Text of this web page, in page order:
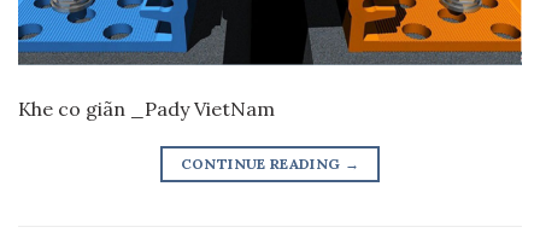
Khe co giãn _Pady VietNam
CONTINUE READING →